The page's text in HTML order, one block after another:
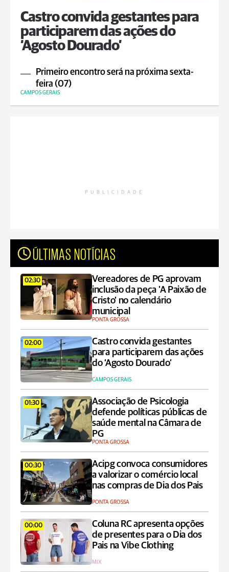
Castro convida gestantes para
participarem das ações do
‘Agosto Dourado’
Primeiro encontro será na próxima sexta-
feira (07)
CAMPOS GERAIS
PUBLICIDADE
ÚLTIMAS NOTÍCIAS
02:30
Vereadores de PG aprovam
inclusão da peça 'A Paixão de
Cristo' no calendário
municipal
PONTA GROSSA
02:00
Castro convida gestantes
para participarem das ações
do ‘Agosto Dourado’
CAMPOS GERAIS
01:30
Associação de Psicologia
defende políticas públicas de
saúde mental na Câmara de
PG
PONTA GROSSA
00:30
Acipg convoca consumidores
a valorizar o comércio local
nas compras de Dia dos Pais
PONTA GROSSA
00:00
Coluna RC apresenta opções
de presentes para o Dia dos
Pais na Vibe Clothing
MIX